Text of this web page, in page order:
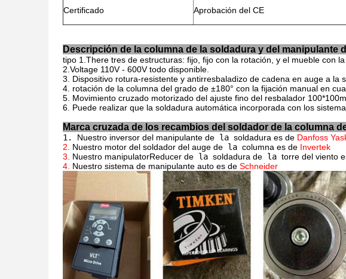
Certificado Aprobación del CE
Descripción de la columna de la soldadura y del manipulante
tipo 1.There tres de estructuras: fijo, fijo con la rotación, y el mueble con la
2.Voltage 110V - 600V todo disponible.
3. Dispositivo rotura-resistente y antirresbaladizo de cadena en auge a la
4. rotación de la columna del grado de ±180° con la fijación manual en
5. Movimiento cruzado motorizado del ajuste fino del resbalador
6. Puede realizar que la soldadura automática incorporada con los
Marca cruzada de los recambios del soldador de la columna
1. Nuestro inversor del manipulante de la soldadura es de Danfoss
2. Nuestro motor del soldador del auge de la columna es de Invertek
3. Nuestro manipulatorReducer de la soldadura de la torre del viento
4. Nuestro sistema de manipulante auto es de Schneider